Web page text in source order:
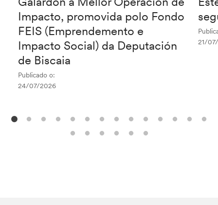
Impacto, promovida polo Fondo
FEIS (Emprendemento e
Impacto Social) da Deputación
de Biscaia
Publicado o:
24/07/2026
21/